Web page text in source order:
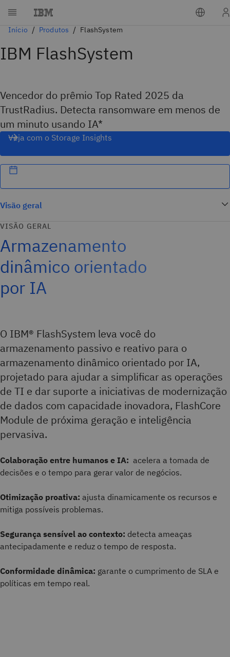
Início Produtos FlashSystem
IBM FlashSystem
Vencedor do prêmio Top Rated 2025 da
TrustRadius. Detecta ransomware em menos de
um minuto usando IA*
Veja com o Storage Insights
Visão geral
VISÃO GERAL
Armazenamento
dinâmico orientado
por IA
O IBM® FlashSystem leva você do
armazenamento passivo e reativo para o
armazenamento dinâmico orientado por IA,
projetado para ajudar a simplificar as operações
de TI e dar suporte a iniciativas de modernização
de dados com capacidade inovadora, FlashCore
Module de próxima geração e inteligência
pervasiva.
Colaboração entre humanos e IA: acelera a tomada de
decisões e o tempo para gerar valor de negócios.
Otimização proativa: ajusta dinamicamente os recursos e
mitiga possíveis problemas.
Segurança sensível ao contexto: detecta ameaças
antecipadamente e reduz o tempo de resposta.
Conformidade dinâmica: garante o cumprimento de SLA e
políticas em tempo real.